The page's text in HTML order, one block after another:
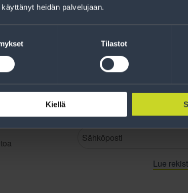
heidän palvelujaan.
Tilastot
Kiellä
maksuaikaa renkaillesi.
Lue